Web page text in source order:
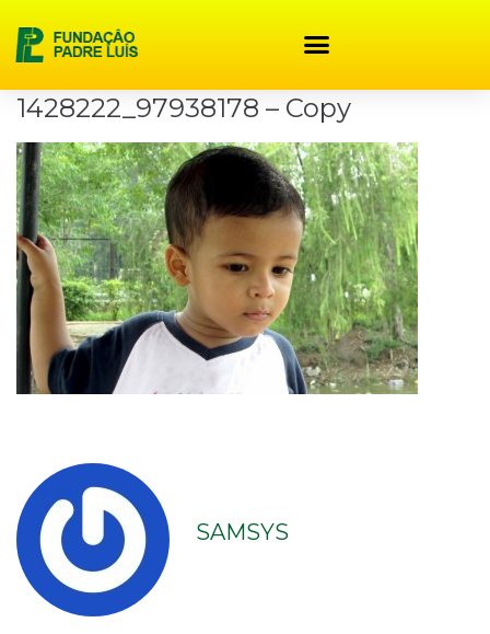
1428222_97938178 – Copy
SAMSYS